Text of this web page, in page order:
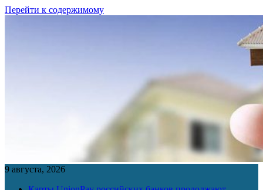
Перейти к содержимому
9 августа, 2026